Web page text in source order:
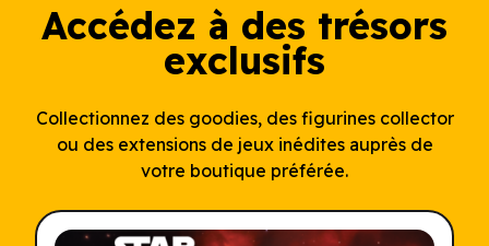
Accédez à des trésors
exclusifs
Collectionnez des goodies, des figurines collector
ou des extensions de jeux inédites auprès de
votre boutique préférée.